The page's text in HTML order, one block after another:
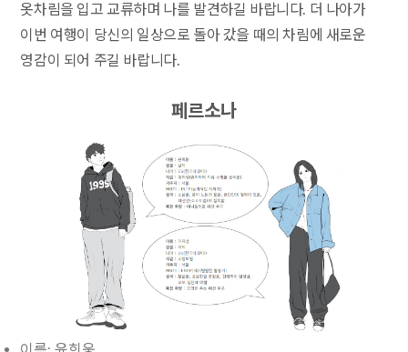
옷차림을 입고 교류하며 나를 발견하길 바랍니다. 더 나아가
이번 여행이 당신의 일상으로 돌아 갔을 때의 차림에 새로운
영감이 되어 주길 바랍니다.
페르소나